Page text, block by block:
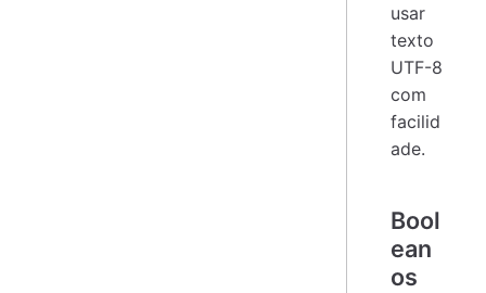
usar
texto
UTF-8
com
facilid
ade.
Bool
ean
os